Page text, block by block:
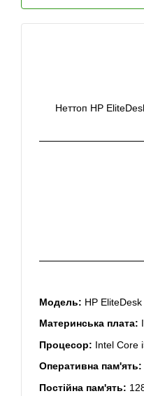
Неттоп HP
Модель: HP
Материнська плата:
Процесор: Intel Core
Оперативна пам'ять:
Постійна пам'ять: